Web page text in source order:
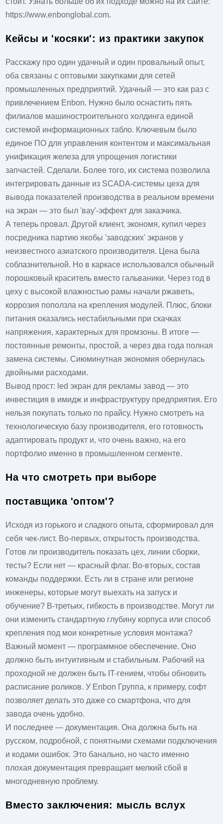
https://www.enbonglobal.com.
Кейсы и 'косяки': из практики закупок
Расскажу про один удачный и один провальный опыт,
оба связаны с оптовыми закупками для сетей
промышленных предприятий. Удачный — это как раз с
привлечением Enbon. Нужно было оснастить пять
филиалов машиностроительного холдинга единой
системой информационных табло. Ключевым было
единое ПО для управления контентом и максимальная
унификация железа для упрощения логистики
запчастей. Сделали. Более того, их система позволила
интегрировать данные из SCADA-системы цеха для
вывода показателей производства в реальном времени
на экран — это был 'вау'-эффект для заказчика.
А теперь провал. Другой клиент, экономя, купил через
посредника партию якобы 'заводских' экранов у
неизвестного азиатского производителя. Цена была
соблазнительной. Но в каркасе использовался обычный
порошковый краситель вместо гальваники. Через год в
цеху с высокой влажностью рамы начали ржаветь,
коррозия поползла на крепления модулей. Плюс, блоки
питания оказались нестабильными при скачках
напряжения, характерных для промзоны. В итоге —
постоянные ремонты, простой, а через два года полная
замена системы. Сиюминутная экономия обернулась
двойными расходами.
Вывод прост: led экран для рекламы завод — это
инвестиция в имидж и инфраструктуру предприятия. Его
нельзя покупать только по прайсу. Нужно смотреть на
технологическую базу производителя, его готовность
адаптировать продукт и, что очень важно, на его
портфолио именно в промышленном сегменте.
На что смотреть при выборе
поставщика 'оптом'?
Исходя из горького и сладкого опыта, сформировал для
себя чек-лист. Во-первых, открытость производства.
Готов ли производитель показать цех, линии сборки,
тесты? Если нет — красный флаг. Во-вторых, состав
команды поддержки. Есть ли в стране или регионе
инженеры, которые могут выехать на запуск и
обучение? В-третьих, гибкость в производстве. Могут ли
они изменить стандартную глубину корпуса или способ
крепления под мои конкретные условия монтажа?
Важный момент — программное обеспечение. Оно
должно быть интуитивным и стабильным. Рабочий на
проходной не должен быть IT-гением, чтобы обновить
расписание роликов. У Enbon Группа, к примеру, софт
позволяет делать это даже со смартфона, что для
завода очень удобно.
И последнее — документация. Она должна быть на
русском, подробной, с понятными схемами подключения
и кодами ошибок. Это банально, но часто именно
плохая документация превращает мелкий сбой в
многодневную проблему.
Вместо заключения: мысль вслух